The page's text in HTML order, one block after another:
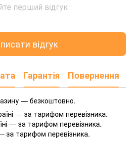
перший відгук
відгук
Гарантія Повернення
— безкоштовно.
— за тарифом перевізника.
— за тарифом перевізника.
за тарифом перевізника.